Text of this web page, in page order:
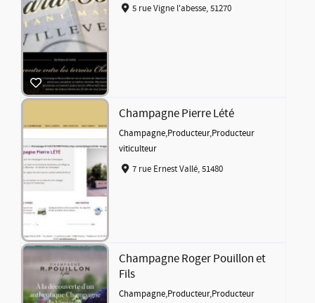
5 rue Vigne l'abesse, 51270
Champagne Pierre Lété
Champagne,Producteur,Producteur
viticulteur
7 rue Ernest Vallé, 51480
Champagne Roger Pouillon et
Fils
Champagne,Producteur,Producteur